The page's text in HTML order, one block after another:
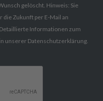
gelöscht. Hinweis: Sie
Zukunft per E-Mail an
Informationen zum
unserer Datenschutzerklärung.